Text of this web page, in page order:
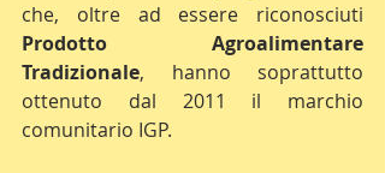
Prodotto Agroalimentare
Tradizionale, hanno soprattutto
ottenuto dal 2011 il marchio
comunitario IGP.